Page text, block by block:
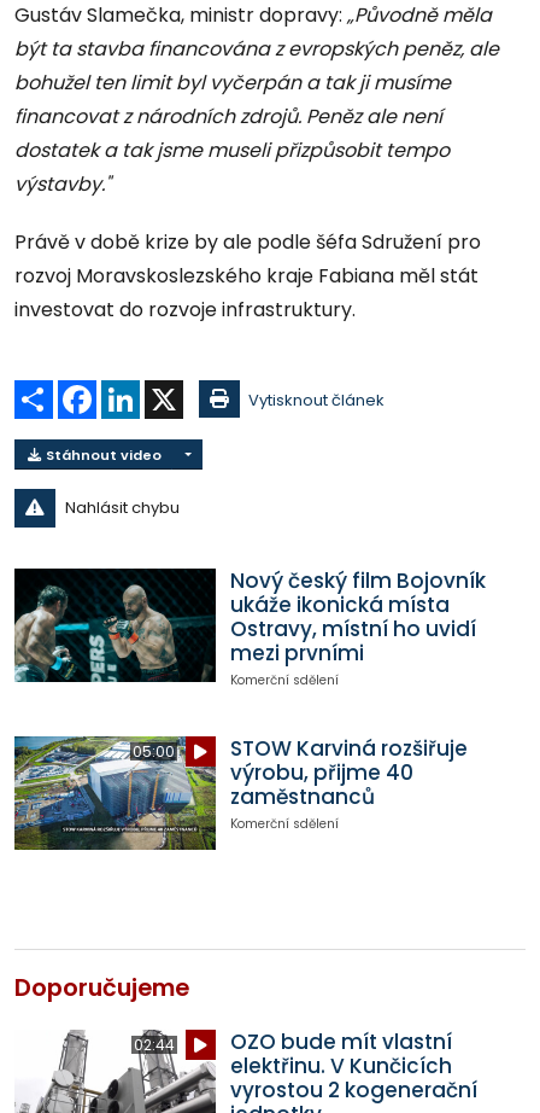
Gustáv Slamečka, ministr dopravy: „Původně měla
být ta stavba financována z evropských peněz, ale
bohužel ten limit byl vyčerpán a tak ji musíme
financovat z národních zdrojů. Peněz ale není
dostatek a tak jsme museli přizpůsobit tempo
výstavby."
Právě v době krize by ale podle šéfa Sdružení pro
rozvoj Moravskoslezského kraje Fabiana měl stát
investovat do rozvoje infrastruktury.
Sdílet Facebook
LinkedIn Vytisknout článek
Stáhnout video
Nahlásit chybu
Nový český film Bojovník
ukáže ikonická místa
Ostravy, místní ho uvidí
mezi prvními
Komerční sdělení
05:00
STOW Karviná rozšiřuje
výrobu, přijme 40
zaměstnanců
Komerční sdělení
Doporučujeme
02:44
OZO bude mít vlastní
elektřinu. V Kunčicích
vyrostou 2 kogenerační